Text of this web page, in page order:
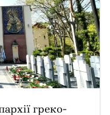
греко-